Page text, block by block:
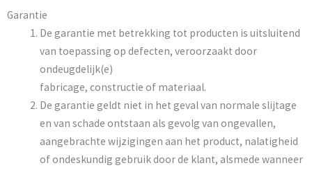
Garantie
De garantie met betrekking tot producten is uitsluitend
van toepassing op defecten, veroorzaakt door
ondeugdelijk(e)
fabricage, constructie of materiaal.
De garantie geldt niet in het geval van normale slijtage
en van schade ontstaan als gevolg van ongevallen,
aangebrachte wijzigingen aan het product, nalatigheid
of ondeskundig gebruik door de klant, alsmede wanneer